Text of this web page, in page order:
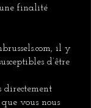
finalité
il y
d’être
directement
que vous nous